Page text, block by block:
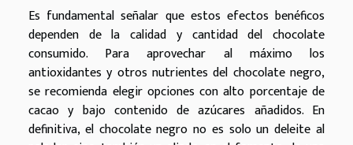
Es fundamental señalar que estos efectos benéficos
dependen de la calidad y cantidad del chocolate
consumido. Para aprovechar al máximo los
antioxidantes y otros nutrientes del chocolate negro,
se recomienda elegir opciones con alto porcentaje de
cacao y bajo contenido de azúcares añadidos. En
definitiva, el chocolate negro no es solo un deleite al